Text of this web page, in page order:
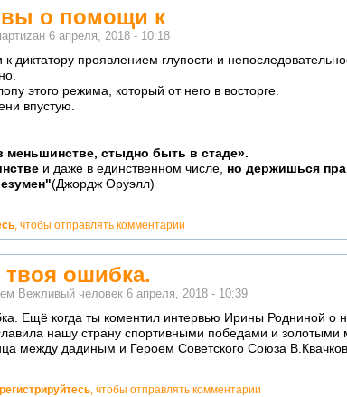
о помощи к
6 апреля, 2018 - 10:18
проявлением глупости и
этого режима, который от него в восторге.
впустую.
меньшинстве, стыдно быть в стаде».
и даже в единственном числе, но держишься
(Джордж Оруэлл)
, чтобы отправлять комментарии
твоя ошибка.
Вежливый человек 6 апреля, 2018 - 10:39
Ещё когда ты коментил интервью Ирины Родниной
нашу страну спортивными победами и
между дадиным и Героем Советского Союза
, чтобы отправлять комментарии